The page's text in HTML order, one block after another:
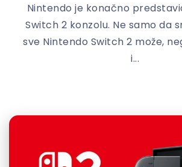
Nintendo je konačno
Switch 2 konzolu. Ne samo da
sve Nintendo Switch 2 može,
i...